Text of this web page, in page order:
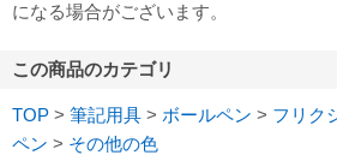
になる場合がございます。
この商品のカテゴリ
TOP > 筆記用具 > ボールペン > フリク
ペン > その他の色